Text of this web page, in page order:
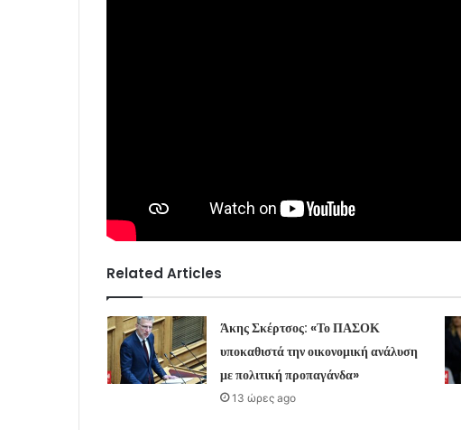
Related Articles
Άκης Σκέρτσος: «Το ΠΑΣΟΚ
υποκαθιστά την οικονομική ανάλυση
με πολιτική προπαγάνδα»
13 ώρες ago